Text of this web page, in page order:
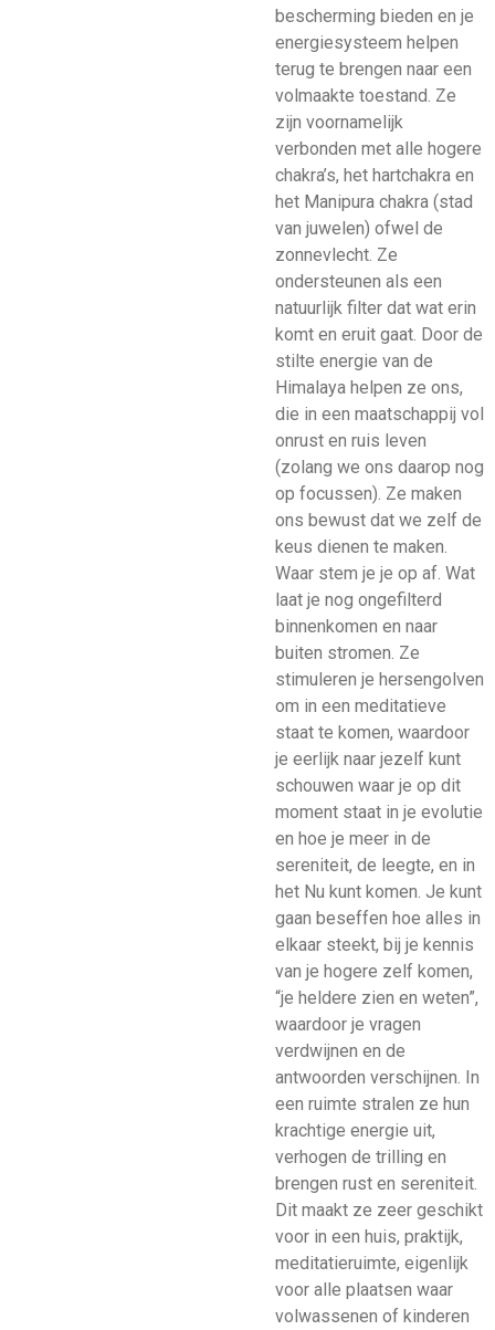
bescherming bieden en je
energiesysteem helpen
terug te brengen naar een
volmaakte toestand. Ze
zijn voornamelijk
verbonden met alle hogere
chakra’s, het hartchakra en
het Manipura chakra (stad
van juwelen) ofwel de
zonnevlecht. Ze
ondersteunen als een
natuurlijk filter dat wat erin
komt en eruit gaat. Door de
stilte energie van de
Himalaya helpen ze ons,
die in een maatschappij vol
onrust en ruis leven
(zolang we ons daarop nog
op focussen). Ze maken
ons bewust dat we zelf de
keus dienen te maken.
Waar stem je je op af. Wat
laat je nog ongefilterd
binnenkomen en naar
buiten stromen. Ze
stimuleren je hersengolven
om in een meditatieve
staat te komen, waardoor
je eerlijk naar jezelf kunt
schouwen waar je op dit
moment staat in je evolutie
en hoe je meer in de
sereniteit, de leegte, en in
het Nu kunt komen. Je kunt
gaan beseffen hoe alles in
elkaar steekt, bij je kennis
van je hogere zelf komen,
“je heldere zien en weten”,
waardoor je vragen
verdwijnen en de
antwoorden verschijnen. In
een ruimte stralen ze hun
krachtige energie uit,
verhogen de trilling en
brengen rust en sereniteit.
Dit maakt ze zeer geschikt
voor in een huis, praktijk,
meditatieruimte, eigenlijk
voor alle plaatsen waar
volwassenen of kinderen